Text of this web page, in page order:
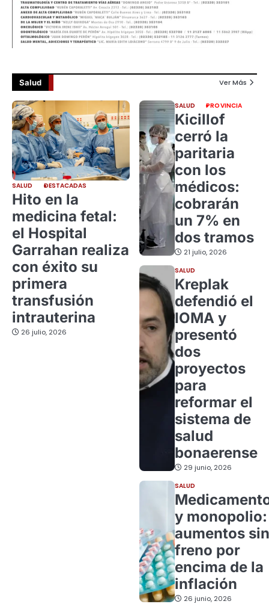
Salud Ver Más
SALUD DESTACADAS
Hito en la
medicina fetal:
el Hospital
Garrahan realiza
con éxito su
primera
transfusión
intrauterina
26 julio, 2026
SALUD PROVINCIA
Kicillof
cerró la
paritaria
con los
médicos:
cobrarán
un 7% en
dos tramos
21 julio, 2026
SALUD
Kreplak
defendió el
IOMA y
presentó
dos
proyectos
para
reformar el
sistema de
salud
bonaerense
29 junio, 2026
SALUD
y monopolio:
aumentos sin
freno por
encima de la
inflación
26 junio, 2026